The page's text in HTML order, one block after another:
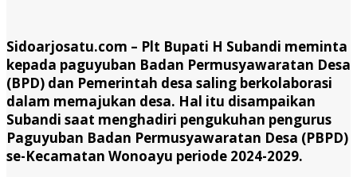
Sidoarjosatu.com – Plt Bupati H Subandi meminta
kepada paguyuban Badan Permusyawaratan Desa
(BPD) dan Pemerintah desa saling berkolaborasi
dalam memajukan desa. Hal itu disampaikan
Subandi saat menghadiri pengukuhan pengurus
Paguyuban Badan Permusyawaratan Desa (PBPD)
se-Kecamatan Wonoayu periode 2024-2029.